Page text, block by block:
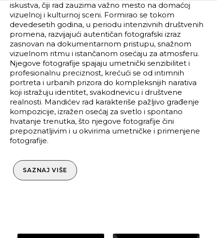
iskustva, čiji rad zauzima važno mesto na domaćoj
vizuelnoj i kulturnoj sceni. Formirao se tokom
devedesetih godina, u periodu intenzivnih društvenih
promena, razvijajući autentičan fotografski izraz
zasnovan na dokumentarnom pristupu, snažnom
vizuelnom ritmu i istančanom osećaju za atmosferu.
Njegove fotografije spajaju umetnički senzibilitet i
profesionalnu preciznost, krećući se od intimnih
portreta i urbanih prizora do kompleksnijih narativa
koji istražuju identitet, svakodnevicu i društvene
realnosti. Mandićev rad karakteriše pažljivo građenje
kompozicije, izražen osećaj za svetlo i spontano
hvatanje trenutka, što njegove fotografije čini
prepoznatljivim i u okvirima umetničke i primenjene
fotografije.
SAZNAJ VIŠE